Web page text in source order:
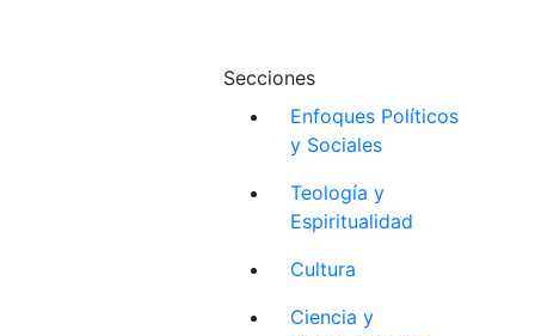
Secciones
Enfoques Políticos
y Sociales
Teología y
Espiritualidad
Cultura
Ciencia y